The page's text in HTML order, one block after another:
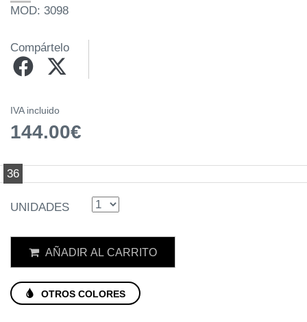
MOD: 3098
Compártelo
IVA incluido
144.00€
36
UNIDADES
AÑADIR AL CARRITO
OTROS COLORES